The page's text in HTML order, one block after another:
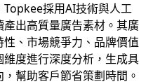
採用AI技術與人工
出高質量廣告素材。其廣
、市場競爭力、品牌價值
度進行深度分析，生成具
幫助客戶節省策劃時間。